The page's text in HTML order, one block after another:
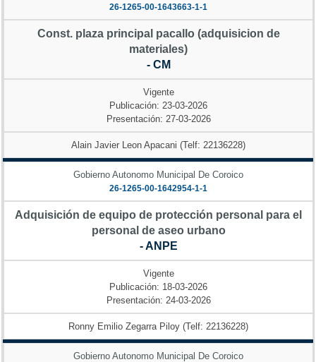
26-1265-00-1643663-1-1
Const. plaza principal pacallo (adquisicion de
materiales)
- CM
Vigente
Publicación: 23-03-2026
Presentación: 27-03-2026
Alain Javier Leon Apacani (Telf: 22136228)
Gobierno Autonomo Municipal De Coroico
26-1265-00-1642954-1-1
Adquisición de equipo de protección personal para el
personal de aseo urbano
- ANPE
Vigente
Publicación: 18-03-2026
Presentación: 24-03-2026
Ronny Emilio Zegarra Piloy (Telf: 22136228)
Gobierno Autonomo Municipal De Coroico